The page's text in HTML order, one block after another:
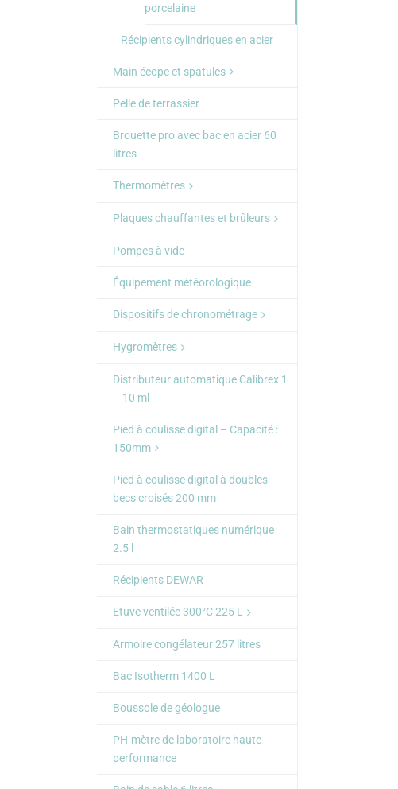
porcelaine
Récipients cylindriques en acier
Main écope et spatules
Pelle de terrassier
Brouette pro avec bac en acier 60
litres
Thermomètres
Plaques chauffantes et brûleurs
Pompes à vide
Équipement météorologique
Dispositifs de chronométrage
Hygromètres
Distributeur automatique Calibrex 1
– 10 ml
Pied à coulisse digital – Capacité :
150mm
Pied à coulisse digital à doubles
becs croisés 200 mm
Bain thermostatiques numérique
2.5 l
Récipients DEWAR
Etuve ventilée 300°C 225 L
Armoire congélateur 257 litres
Bac Isotherm 1400 L
Boussole de géologue
PH-mètre de laboratoire haute
performance